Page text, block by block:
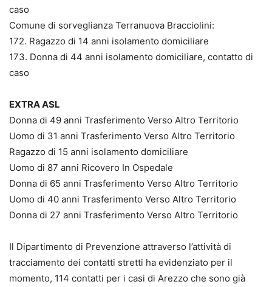
caso
Comune di sorveglianza Terranuova Bracciolini:
172. Ragazzo di 14 anni isolamento domiciliare
173. Donna di 44 anni isolamento domiciliare, contatto di
caso
EXTRA ASL
Donna di 49 anni Trasferimento Verso Altro Territorio
Uomo di 31 anni Trasferimento Verso Altro Territorio
Ragazzo di 15 anni isolamento domiciliare
Uomo di 87 anni Ricovero In Ospedale
Donna di 65 anni Trasferimento Verso Altro Territorio
Uomo di 40 anni Trasferimento Verso Altro Territorio
Donna di 27 anni Trasferimento Verso Altro Territorio
Il Dipartimento di Prevenzione attraverso l’attività di
tracciamento dei contatti stretti ha evidenziato per il
momento, 114 contatti per i casi di Arezzo che sono già